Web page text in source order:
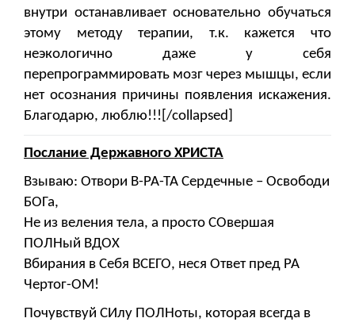
внутри останавливает основательно обучаться
этому методу терапии, т.к. кажется что
неэкологично даже у себя
перепрограммировать мозг через мышцы, если
нет осознания причины появления искажения.
Благодарю, люблю!!![/collapsed]
Послание Державного ХРИСТА
Взываю: Отвори В-РА-ТА Сердечные – Освободи
БОГа,
Не из веления тела, а просто СОвершая
ПОЛНый ВДОХ
Вбирания в Себя ВСЕГО, неся Ответ пред РА
Чертог-ОМ!
Почувствуй СИлу ПОЛНоты, которая всегда в